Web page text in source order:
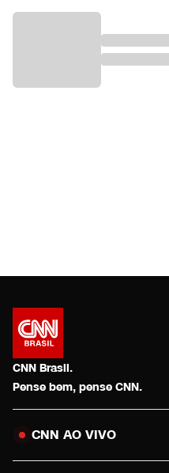
CNN Brasil.
Pense bem, pense CNN.
CNN AO VIVO